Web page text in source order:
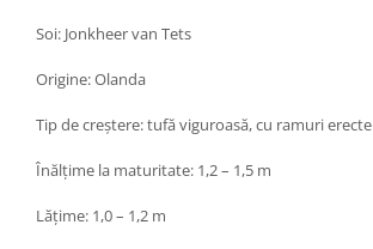
Soi: Jonkheer van Tets
Origine: Olanda
Tip de creștere: tufă viguroasă, cu ramuri erecte
Înălțime la maturitate: 1,2 – 1,5 m
Lățime: 1,0 – 1,2 m